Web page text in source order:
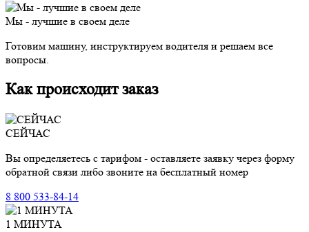
Мы - лучшие в своем деле
Готовим машину, инструктируем водителя и решаем все
вопросы.
Как происходит заказ
СЕЙЧАС
Вы определяетесь с тарифом - оставляете заявку через форму
обратной связи либо звоните на бесплатный номер
8 800 533-84-14
1 МИНУТА